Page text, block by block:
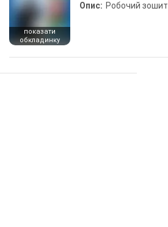
показати
обкладинку
Опис: Робочий зошит